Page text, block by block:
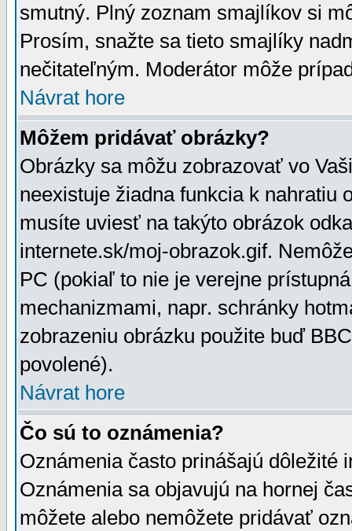
smutný. Plný zoznam smajlíkov si
Prosím, snažte sa tieto smajlíky
nečitateľným. Moderátor môže
Návrat hore
Môžem pridávať obrázky?
Obrázky sa môžu zobrazovať vo
neexistuje žiadna funkcia k nahratiu
musíte uviesť na takýto obrázok
internete.sk/moj-obrazok.gif.
PC (pokiaľ to nie je verejne
mechanizmami, napr. schránky
zobrazeniu obrázku použite buď
povolené).
Návrat hore
Čo sú to oznámenia?
Oznámenia často prinášajú dôležité
Oznámenia sa objavujú na hornej
môžete alebo nemôžete pridávať